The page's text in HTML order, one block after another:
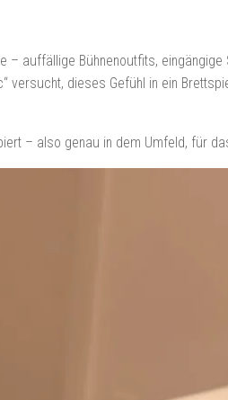
auffällige Bühnenoutfits, eingängige
versucht, dieses Gefühl in ein
– also genau in dem Umfeld, für